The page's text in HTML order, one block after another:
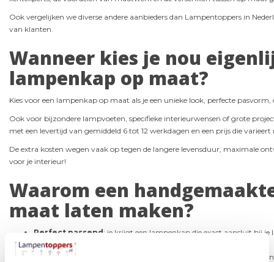
Ook vergelijken we diverse andere aanbieders dan Lampentoppers in
van klanten.
Wanneer kies je nou
lampenkap op maat?
Kies voor een lampenkap op maat als je een unieke look, perfecte
Ook voor bijzondere lampvoeten, specifieke interieurwensen of grote
met een levertijd van gemiddeld 6 tot 12 werkdagen en een prijs die
De extra kosten wegen vaak op tegen de langere levensduur, maximale
voor je interieur!
Waarom een
maat laten maken?
Perfect passend: je krijgt een lampenkap die exact aansluit bij
te doen aan stijl of functionaliteit.
Unieke uitstraling
: je kunt kiezen uit honderden stoffen, prints